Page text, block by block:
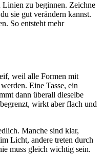
zu beginnen. Zeichne
sie gut verändern kannst.
So entsteht mehr
weil alle Formen mit
Eine Tasse, ein
dann überall dieselbe
wirkt aber flach und
Manche sind klar,
Licht, andere treten durch
muss gleich wichtig sein.